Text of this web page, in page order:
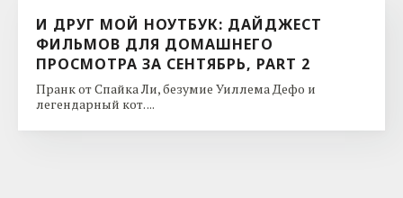
И ДРУГ МОЙ НОУТБУК: ДАЙДЖЕСТ
ФИЛЬМОВ ДЛЯ ДОМАШНЕГО
ПРОСМОТРА ЗА СЕНТЯБРЬ, PART 2
Пранк от Спайка Ли, безумие Уиллема Дефо и
легендарный кот. ...